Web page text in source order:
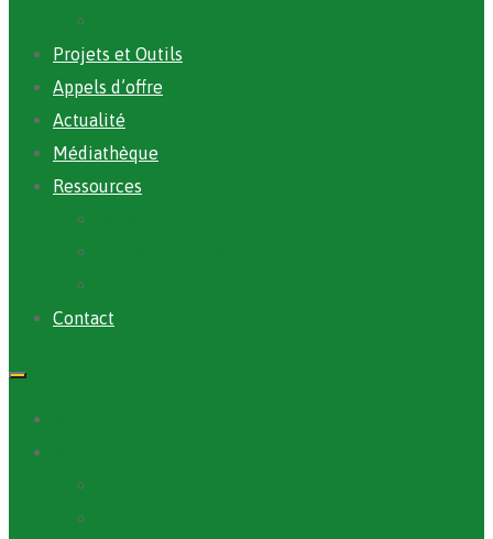
Projets et Outils
Appels d’offre
Actualité
Médiathèque
Ressources
Contact